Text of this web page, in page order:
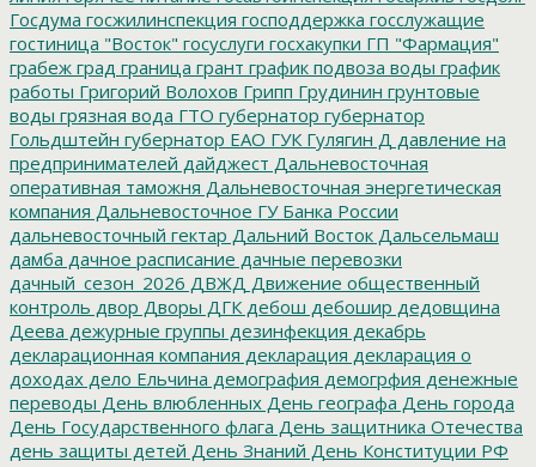
Госдума госжилинспекция господдержка госслужащие
гостиница "Восток" госуслуги госхакупки ГП "Фармация"
грабеж град граница грант график подвоза воды график
работы Григорий Волохов Грипп Грудинин грунтовые
воды грязная вода ГТО губернатор губернатор
Гольдштейн губернатор ЕАО ГУК Гулягин Д давление на
предпринимателей дайджест Дальневосточная
оперативная таможня Дальневосточная энергетическая
компания Дальневосточное ГУ Банка России
дальневосточный гектар Дальний Восток Дальсельмаш
дамба дачное расписание дачные перевозки
дачный_сезон_2026 ДВЖД Движение общественный
контроль двор Дворы ДГК дебош дебошир дедовщина
Деева дежурные группы дезинфекция декабрь
декларационная компания декларация декларация о
доходах дело Ельчина демография демогрфия денежные
переводы День влюбленных День географа День города
День Государственного флага День защитника Отечества
день защиты детей День Знаний День Конституции РФ